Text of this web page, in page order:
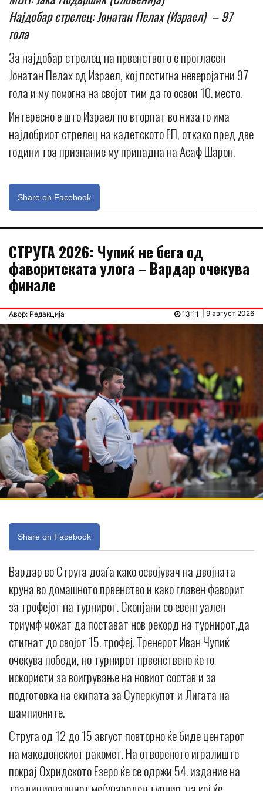
Најдобар стрелец: Јонатан Пелах (Израел) – 97
гола
За најдобар стрелец на првенството е прогласен
Јонатан Пелах од Израел, кој постигна неверојатни 97
гола и му помогна на својот тим да го освои 10. место.
Интересно е што Израел по вторпат во низа го има
најдобриот стрелец на кадетското ЕП, откако пред две
години тоа признание му припадна на Асаф Шарон.
Share on Facebook
СТРУГА 2026: Чупиќ не бега од
фаворитската улога – Вардар очекува
финале
Авор: Редакција | 9 август 2026
13:11
Share on Facebook
Вардар во Струга доаѓа како освојувач на двојната
круна во домашното првенство и како главен фаворит
за трофејот на турнирот. Скопјани со евентуален
триумф можат да постават нов рекорд на турнирот,да
стигнат до својот 15. трофеј. Тренерот Иван Чупиќ
очекува победи, но турнирот првенствено ќе го
искористи за воигрување на новиот состав и за
подготовка на екипата за Суперкупот и Лигата на
шампионите.
Струга од 12 до 15 август повторно ќе биде центарот
на македонскиот ракомет. На отвореното игралиште
покрај Охридското Езеро ќе се одржи 54. издание на